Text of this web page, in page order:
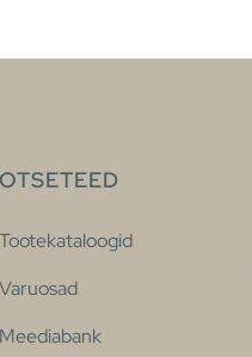
OTSETEED
Tootekataloogid
Varuosad
Meediabank